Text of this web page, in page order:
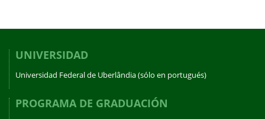
UNIVERSIDAD
Universidad Federal de Uberlândia (sólo en portugués)
PROGRAMA DE GRADUACIÓN